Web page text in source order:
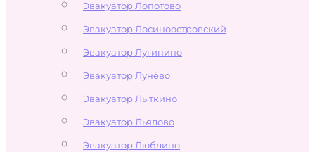
Эвакуатор Лопотово
Эвакуатор Лосиноостровский
Эвакуатор Лугинино
Эвакуатор Лунёво
Эвакуатор Лыткино
Эвакуатор Льялово
Эвакуатор Люблино